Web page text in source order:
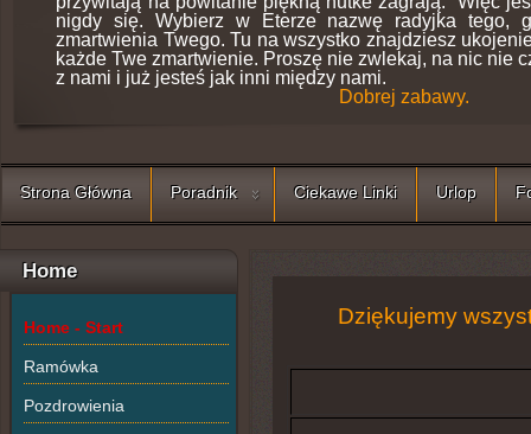
nigdy się. Wybierz w Eterze nazwę radyjka tego,
zmartwienia Twego. Tu na wszystko znajdziesz
każde Twe zmartwienie. Proszę nie zwlekaj, na nic nie
z nami i już jesteś jak inni między nami.
Dobrej zabawy.
Strona Główna Poradnik Ciekawe Linki Urlop
Home
Home - Start
Ramówka
Pozdrowienia
Dziękujemy